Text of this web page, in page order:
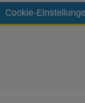
Cookie-